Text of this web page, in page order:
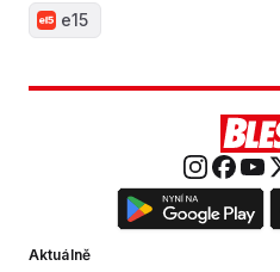
e15
Aktuálně